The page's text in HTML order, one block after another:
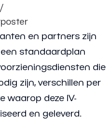
en partners zijn
standaardplan
die
zijn, verschillen per
waarop deze IV-
en geleverd.